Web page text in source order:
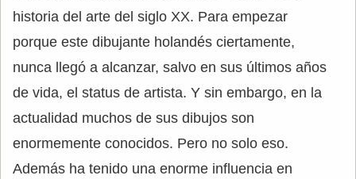
historia del arte del siglo XX. Para empezar
porque este dibujante holandés ciertamente,
nunca llegó a alcanzar, salvo en sus últimos años
de vida, el status de artista. Y sin embargo, en la
actualidad muchos de sus dibujos son
enormemente conocidos. Pero no solo eso.
Además ha tenido una enorme influencia en